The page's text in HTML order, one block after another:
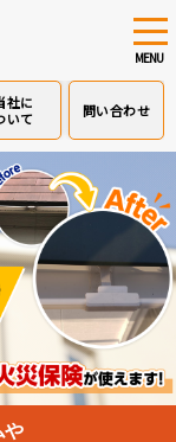
MENU
社に
いて
問い合わせ
や